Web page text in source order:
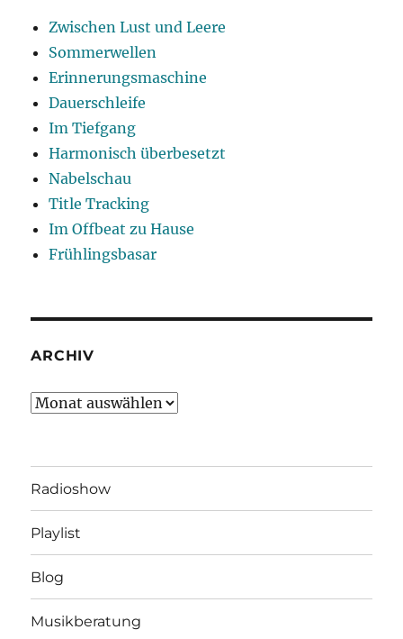
Zwischen Lust und Leere
Sommerwellen
Erinnerungsmaschine
Dauerschleife
Im Tiefgang
Harmonisch überbesetzt
Nabelschau
Title Tracking
Im Offbeat zu Hause
Frühlingsbasar
ARCHIV
Archiv
Radioshow
Playlist
Blog
Musikberatung